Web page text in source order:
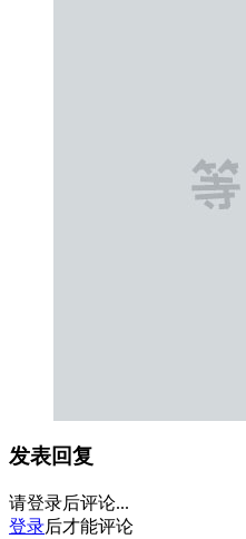
发表回复
请登录后评论...
登录后才能评论